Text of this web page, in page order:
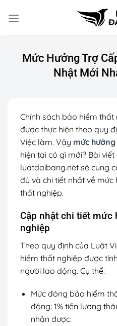
đến
Mức Hưởng Trợ
Nhật Mới
Chính sách bảo hiểm
được thực hiện theo quy
Việc làm. Vậy mức
hiện tại có gì mới? Bài
luatdaibang.net sẽ cung
đủ và chi tiết nhất về
thất nghiệp.
Cập nhật chi tiết mức
nghiệp
Theo quy định của Luật
hiểm thất nghiệp được
người lao động. Cụ thể:
Mức đóng bảo hiểm
động: 1% tiền lương
nhận được.